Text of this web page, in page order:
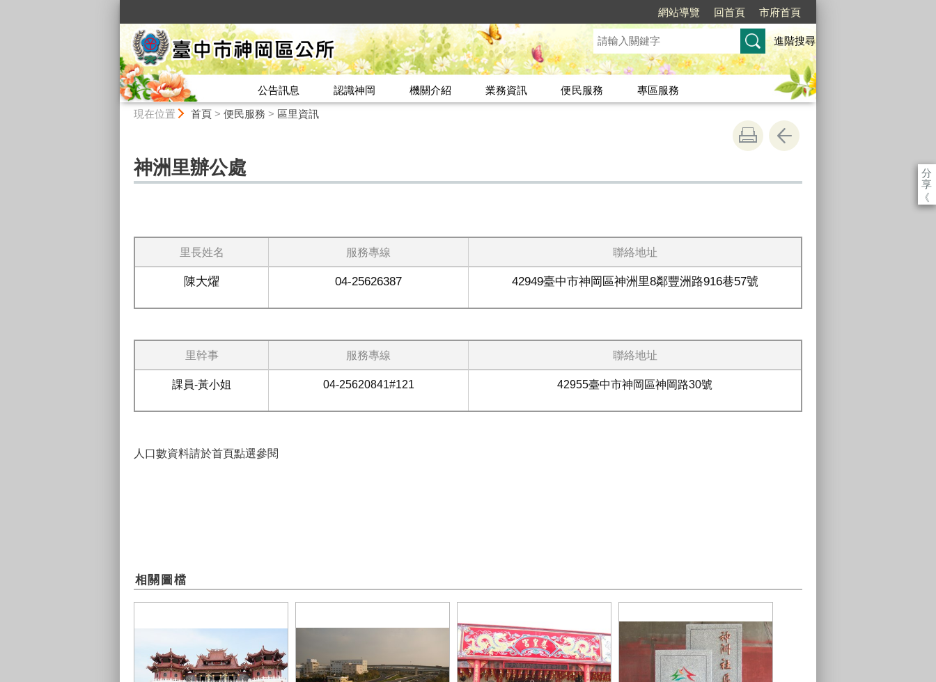
網站導覽 回首頁 市府首頁
進階搜尋
公告訊息 認識神岡 機關介紹 業務資訊 便民服務
專區服務
現在位置 首頁> 便民服務 > 區里資訊
分
享
《
神洲里辦公處
里長姓名 服務專線 聯絡地址
陳大燿 04-25626387 42949臺中市神岡區神洲里8鄰豐洲路916巷57號
里幹事 服務專線 聯絡地址
課員-黃小姐 04-25620841#121 42955臺中市神岡區神岡路30號
人口數資料請於首頁點選參閱
相關圖檔